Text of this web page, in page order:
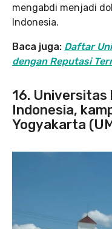
mengabdi menjadi
Indonesia.
Baca juga: Daftar
dengan Reputasi
16.
Indonesia,
Yogyakarta